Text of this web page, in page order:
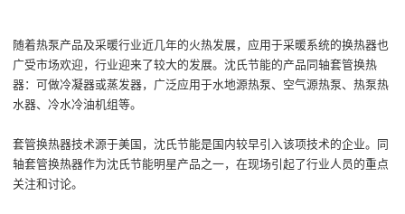
随着热泵产品及采暖行业近几年的火热发展，应用于采暖系统的换热器也
广受市场欢迎，行业迎来了较大的发展。沈氏节能的产品同轴套管换热
器：可做冷凝器或蒸发器，广泛应用于水地源热泵、空气源热泵、热泵热
水器、冷水冷油机组等。
套管换热器技术源于美国，沈氏节能是国内较早引入该项技术的企业。同
轴套管换热器作为沈氏节能明星产品之一，在现场引起了行业人员的重点
关注和讨论。